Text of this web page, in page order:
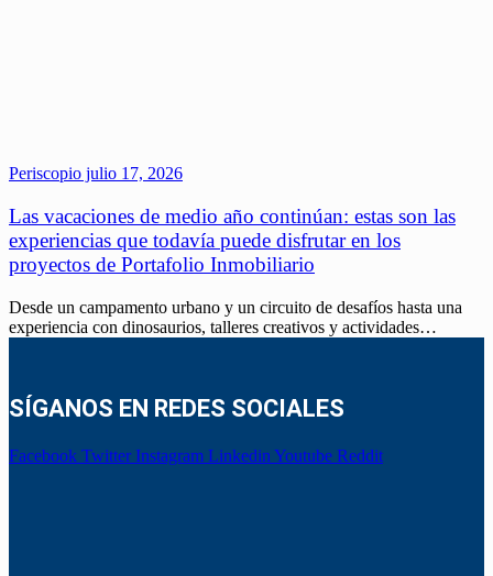
Periscopio julio 17, 2026
Las vacaciones de medio año continúan: estas son las
experiencias que todavía puede disfrutar en los
proyectos de Portafolio Inmobiliario
Desde un campamento urbano y un circuito de desafíos hasta una
experiencia con dinosaurios, talleres creativos y actividades…
SÍGANOS EN REDES SOCIALES
Facebook Twitter Instagram Linkedin Youtube Reddit